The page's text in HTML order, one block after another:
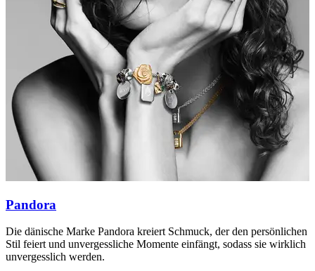
Pandora
Die dänische Marke Pandora kreiert Schmuck, der den persönlichen
Stil feiert und unvergessliche Momente einfängt, sodass sie wirklich
unvergesslich werden.